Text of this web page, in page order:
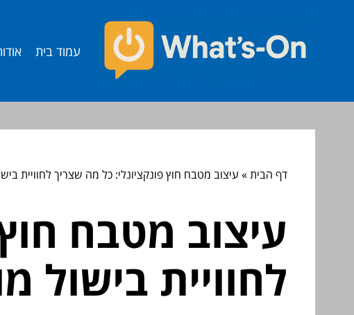
עמוד בית
דף הבית» עיצוב מטבח חוץ פונקציונלי: כל מה שצריך לחוויית
עיצוב מטבח
לחוויית בישול